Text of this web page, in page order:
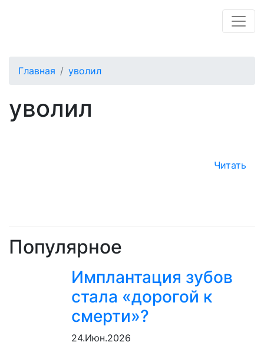
Главная уволил
уволил
Читать
Популярное
Имплантация зубов
стала «дорогой к
смерти»?
24.Июн.2026